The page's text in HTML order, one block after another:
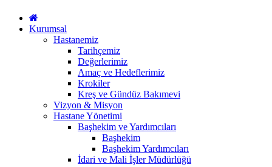
Kurumsal
Hastanemiz
Tarihçemiz
Değerlerimiz
Amaç ve Hedeflerimiz
Krokiler
Kreş ve Gündüz Bakımevi
Vizyon & Misyon
Hastane Yönetimi
Başhekim ve Yardımcıları
Başhekim
Başhekim Yardımcıları
İdari ve Mali İşler Müdürlüğü